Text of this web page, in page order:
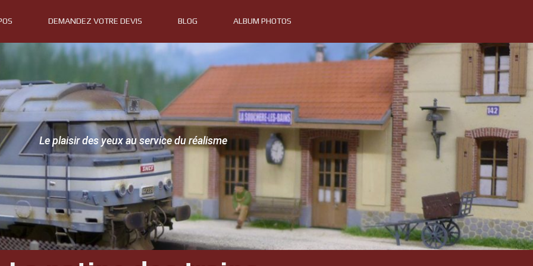
DEMANDEZ VOTRE DEVIS BLOG ALBUM PHOTOS
Le plaisir des yeux au service du réalisme